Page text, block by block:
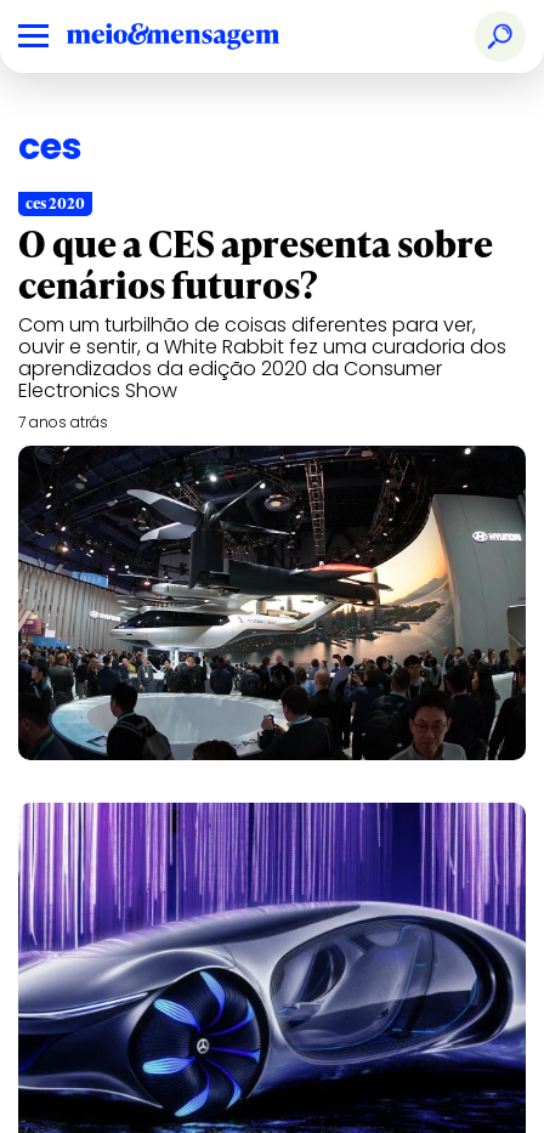
ces
ces 2020
O que a CES apresenta sobre
cenários futuros?
Com um turbilhão de coisas diferentes para ver,
ouvir e sentir, a White Rabbit fez uma curadoria dos
aprendizados da edição 2020 da Consumer
Electronics Show
7 anos atrás